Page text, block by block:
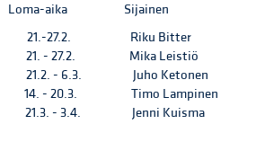
aika Sijainen
21.-27.2. Riku Bitter
21. - 27.2. Mika Leistiö
21.2. - 6.3. Juho Ketonen
14. - 20.3. Timo Lampinen
21.3. - 3.4. Jenni Kuisma